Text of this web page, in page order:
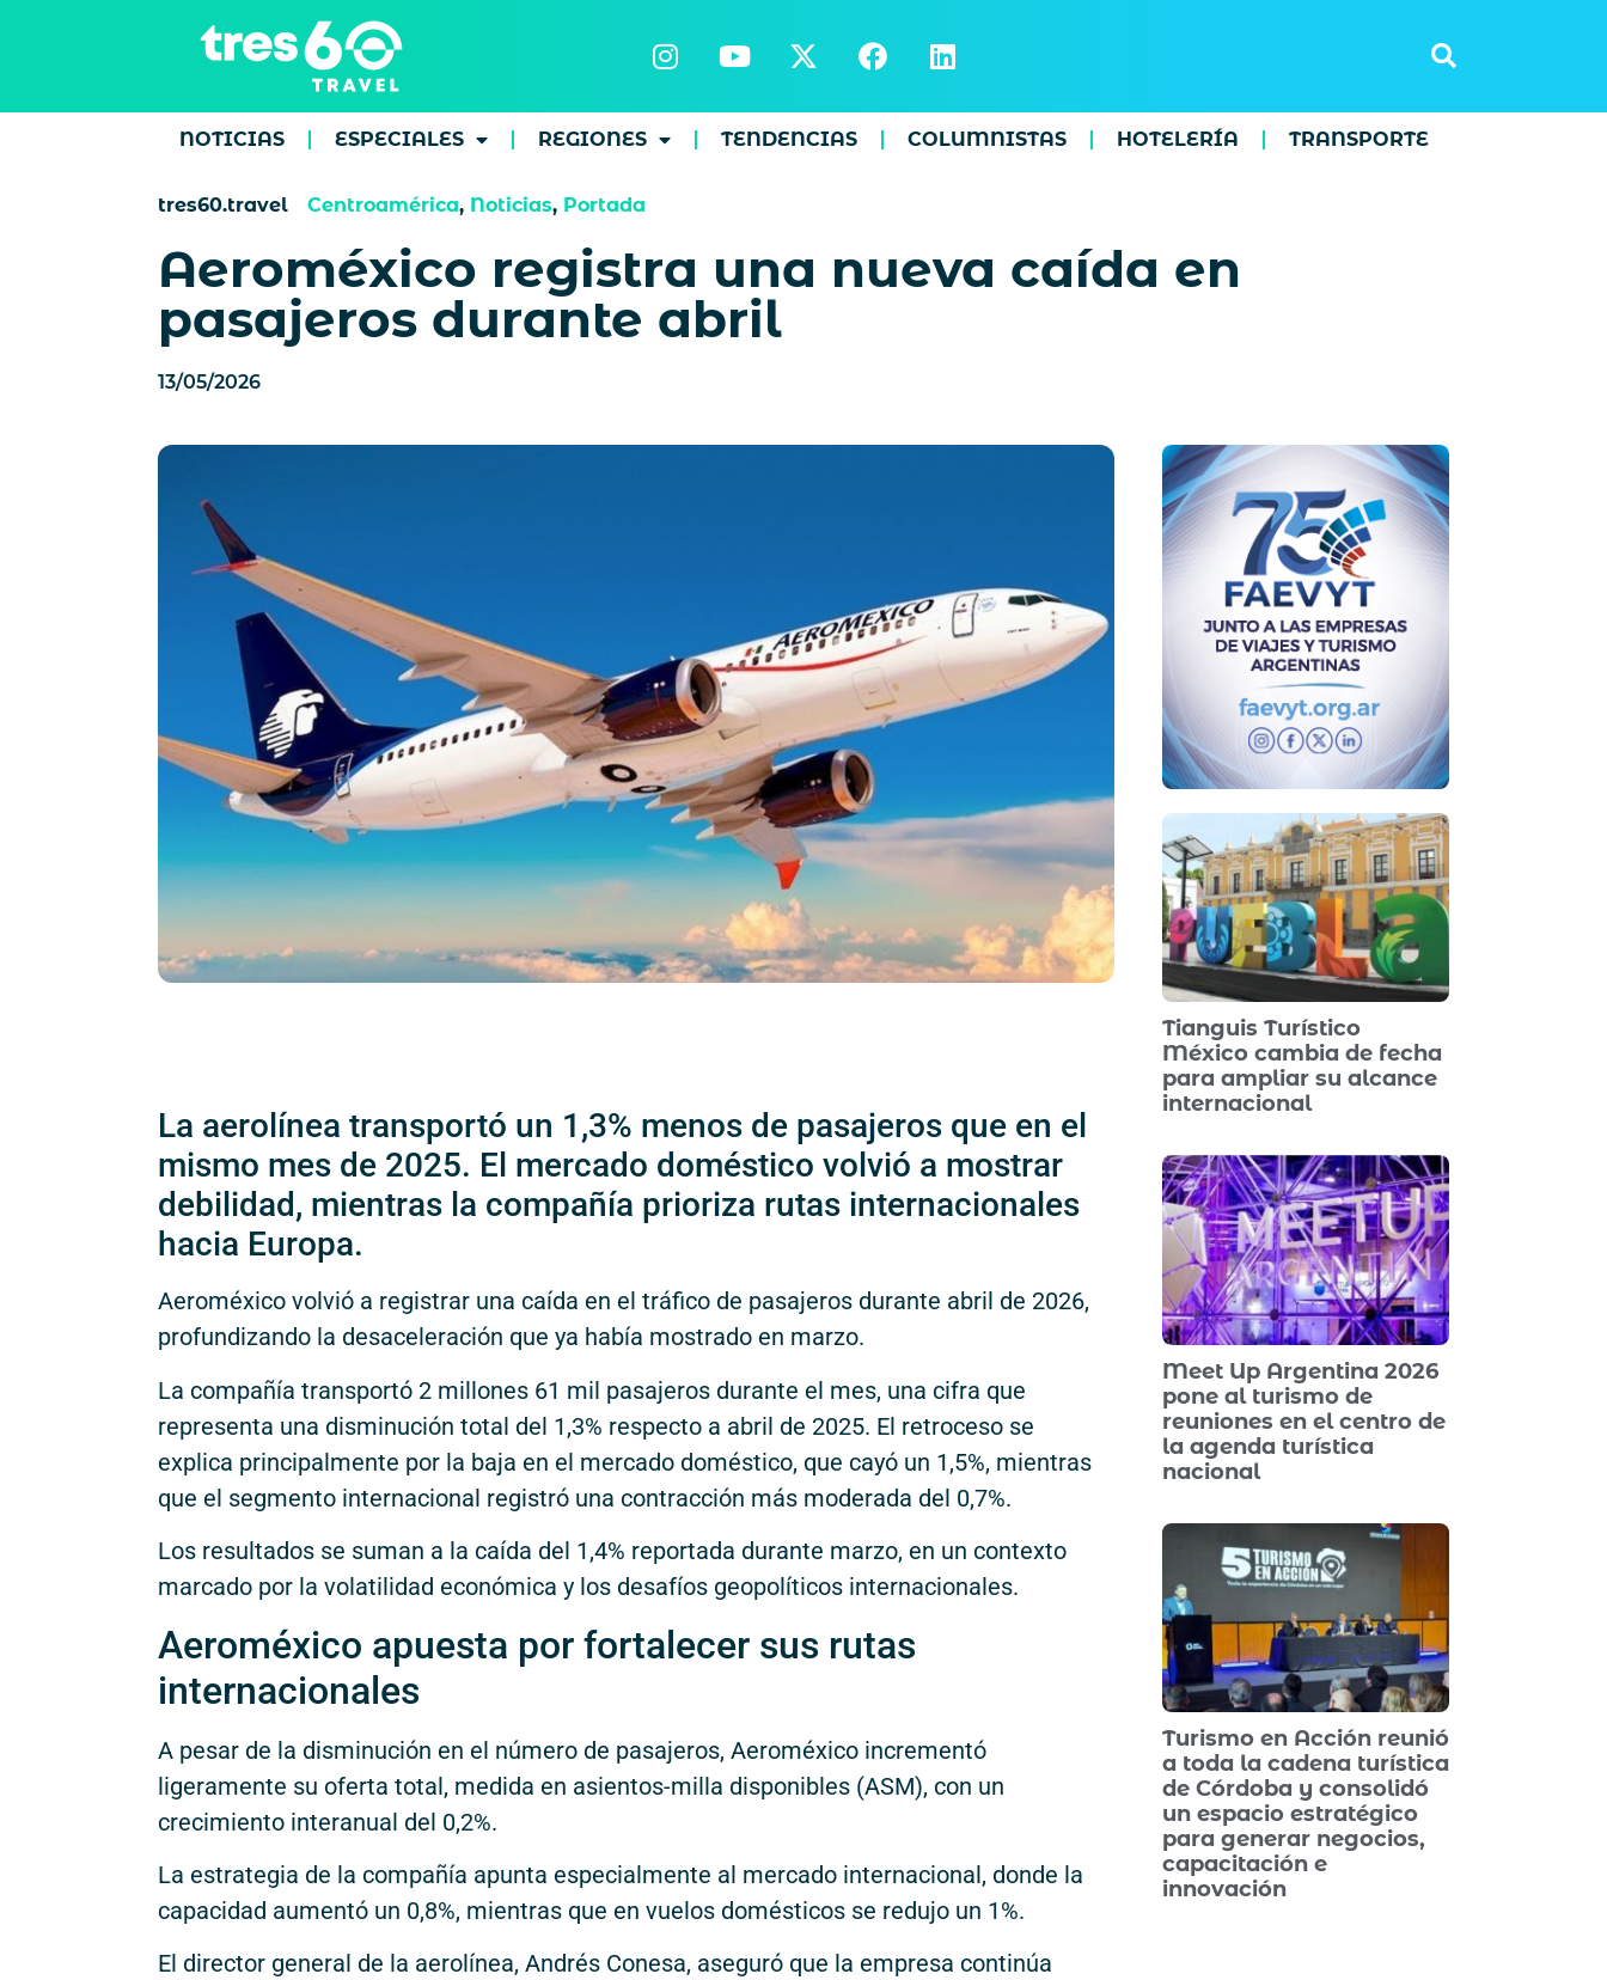
NOTICIAS ESPECIALES REGIONES TENDENCIAS COLUMNISTAS HOTELERÍA TRANSPORTE
tres60.travel Centroamérica, Noticias, Portada
Aeroméxico registra una nueva caída en
pasajeros durante abril
13/05/2026
La aerolínea transportó un 1,3% menos de pasajeros que en el
mismo mes de 2025. El mercado doméstico volvió a mostrar
debilidad, mientras la compañía prioriza rutas internacionales
hacia Europa.
Aeroméxico volvió a registrar una caída en el tráfico de pasajeros durante abril de 2026,
profundizando la desaceleración que ya había mostrado en marzo.
La compañía transportó 2 millones 61 mil pasajeros durante el mes, una cifra que
representa una disminución total del 1,3% respecto a abril de 2025. El retroceso se
explica principalmente por la baja en el mercado doméstico, que cayó un 1,5%, mientras
que el segmento internacional registró una contracción más moderada del 0,7%.
Los resultados se suman a la caída del 1,4% reportada durante marzo, en un contexto
marcado por la volatilidad económica y los desafíos geopolíticos internacionales.
Aeroméxico apuesta por fortalecer sus rutas
internacionales
A pesar de la disminución en el número de pasajeros, Aeroméxico incrementó
ligeramente su oferta total, medida en asientos-milla disponibles (ASM), con un
crecimiento interanual del 0,2%.
La estrategia de la compañía apunta especialmente al mercado internacional, donde la
capacidad aumentó un 0,8%, mientras que en vuelos domésticos se redujo un 1%.
El director general de la aerolínea, Andrés Conesa, aseguró que la empresa continúa
Tianguis Turístico
México cambia de fecha
para ampliar su alcance
internacional
Meet Up Argentina 2026
pone al turismo de
reuniones en el centro de
la agenda turística
nacional
Turismo en Acción reunió
a toda la cadena turística
de Córdoba y consolidó
un espacio estratégico
para generar negocios,
capacitación e
innovación